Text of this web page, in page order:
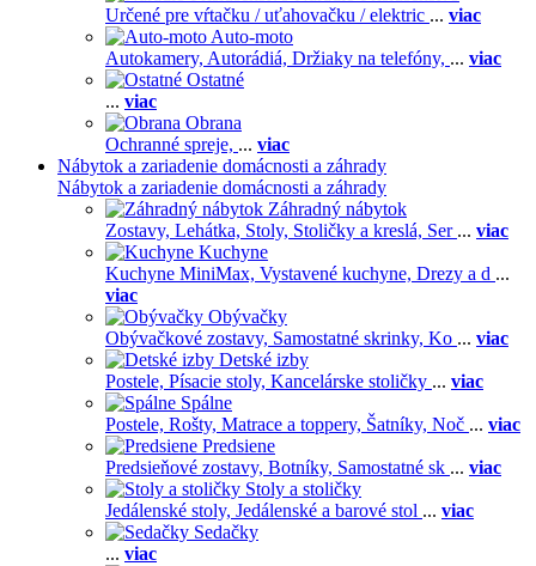
Určené pre vŕtačku / uťahovačku / elektric ... viac
Auto-moto
Autokamery, Autorádiá, Držiaky na telefóny, ... viac
Ostatné
... viac
Obrana
Ochranné spreje, ... viac
Nábytok a zariadenie domácnosti a záhrady
Nábytok a zariadenie domácnosti a záhrady
Záhradný nábytok
Zostavy, Lehátka, Stoly, Stoličky a kreslá, Ser ... viac
Kuchyne
Kuchyne MiniMax, Vystavené kuchyne, Drezy a d ...
viac
Obývačky
Obývačkové zostavy, Samostatné skrinky, Ko ... viac
Detské izby
Postele, Písacie stoly, Kancelárske stoličky ... viac
Spálne
Postele, Rošty, Matrace a toppery, Šatníky, Noč ... viac
Predsiene
Predsieňové zostavy, Botníky, Samostatné sk ... viac
Stoly a stoličky
Jedálenské stoly, Jedálenské a barové stol ... viac
Sedačky
... viac